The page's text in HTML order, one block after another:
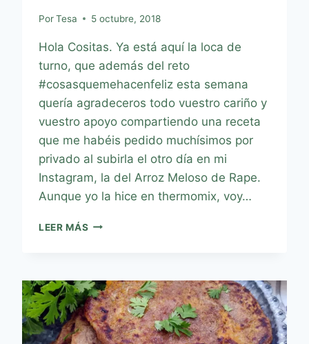
PorTesa 5 octubre, 2018
Hola Cositas. Ya está aquí la loca de
turno, que además del reto
#cosasquemehacenfeliz esta semana
quería agradeceros todo vuestro cariño y
vuestro apoyo compartiendo una receta
que me habéis pedido muchísimos por
privado al subirla el otro día en mi
Instagram, la del Arroz Meloso de Rape.
Aunque yo la hice en thermomix, voy…
LEER MÁS